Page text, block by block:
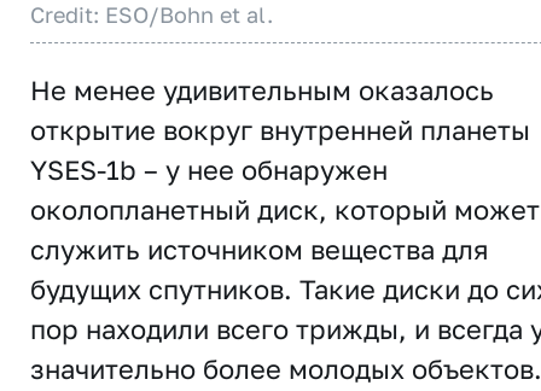
Credit: ESO/Bohn et al.
Не менее удивительным оказалось
открытие вокруг внутренней планеты
YSES-1b – у нее обнаружен
околопланетный диск, который может
служить источником вещества для
будущих спутников. Такие диски до
пор находили всего трижды, и всегда
значительно более молодых объектов.